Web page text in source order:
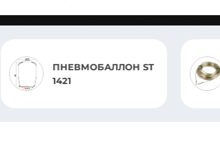
ПНЕВМОБАЛЛОН ST
1421